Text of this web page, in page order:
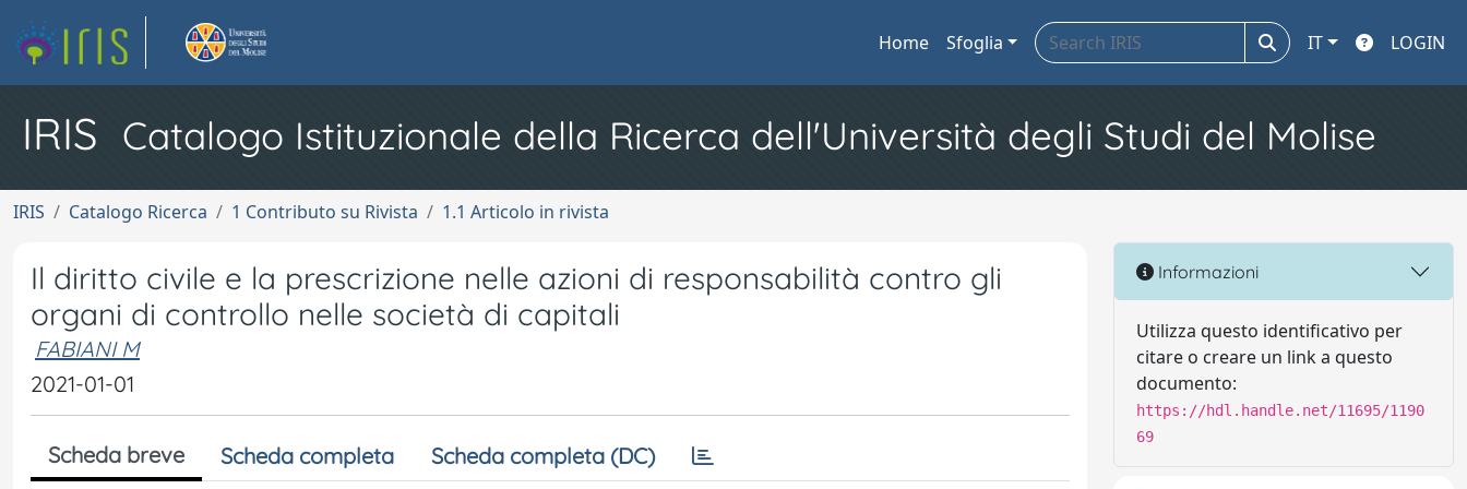
Home Sfoglia IT LOGIN
IRIS Catalogo Istituzionale della Ricerca dell'Università degli Studi del Molise
IRIS Catalogo Ricerca 1 Contributo su Rivista 1.1 Articolo in rivista
Il diritto civile e la prescrizione nelle azioni di responsabilità contro gli
organi di controllo nelle società di capitali
FABIANI M
2021-01-01
Scheda breve Scheda completa Scheda completa (DC)
Informazioni
Utilizza questo identificativo per
citare o creare un link a questo
documento:
https://hdl.handle.net/11695/1190
69